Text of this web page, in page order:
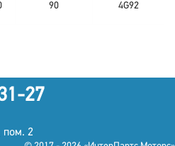
90 4G92
27
пом. 2